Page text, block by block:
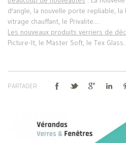
d'angle, la nouvelle porte repliable,
vitrage chauffant, le Privalite....
Les nouveaux produits verriers de
Picture-It, le Master Soft, le Tex
PARTAGER